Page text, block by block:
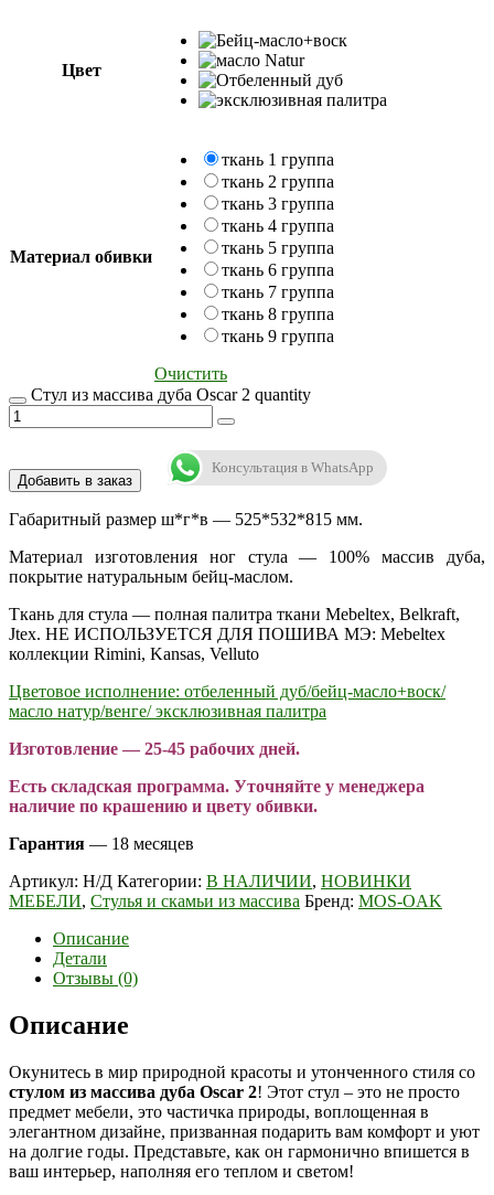
Цвет
Материал обивки
ткань 1 группа
ткань 2 группа
ткань 3 группа
ткань 4 группа
ткань 5 группа
ткань 6 группа
ткань 7 группа
ткань 8 группа
ткань 9 группа
Очистить
Стул из массива дуба Oscar 2 quantity
Добавить в заказ
Консультация в WhatsApp
Габаритный размер ш*г*в — 525*532*815 мм.
Материал изготовления ног стула — 100% массив дуба,
покрытие натуральным бейц-маслом.
Ткань для стула — полная палитра ткани Mebeltex, Belkraft,
Jtex. НЕ ИСПОЛЬЗУЕТСЯ ДЛЯ ПОШИВА МЭ: Mebeltex
коллекции Rimini, Kansas, Velluto
Цветовое исполнение: отбеленный дуб/бейц-масло+воск/
масло натур/венге/ эксклюзивная палитра
Изготовление — 25-45 рабочих дней.
Есть складская программа. Уточняйте у менеджера
наличие по крашению и цвету обивки.
Гарантия — 18 месяцев
Артикул: Н/Д Категории: В НАЛИЧИИ, НОВИНКИ
МЕБЕЛИ, Стулья и скамьи из массива Бренд: MOS-OAK
Описание
Детали
Отзывы (0)
Описание
Окунитесь в мир природной красоты и утонченного стиля со
стулом из массива дуба Oscar 2! Этот стул – это не просто
предмет мебели, это частичка природы, воплощенная в
элегантном дизайне, призванная подарить вам комфорт и уют
на долгие годы. Представьте, как он гармонично впишется в
ваш интерьер, наполняя его теплом и светом!